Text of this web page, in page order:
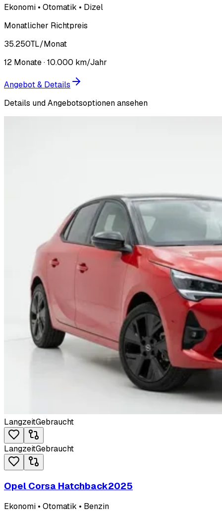
Ekonomi • Otomatik • Dizel
Monatlicher Richtpreis
35.250TL/Monat
12 Monate ·10.000 km/Jahr
Angebot & Details
Details und Angebotsoptionen ansehen
LangzeitGebraucht
LangzeitGebraucht
Opel Corsa Hatchback2025
Ekonomi • Otomatik • Benzin